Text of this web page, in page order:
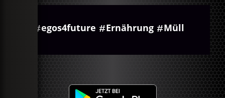
egos4future Ernährung Müll